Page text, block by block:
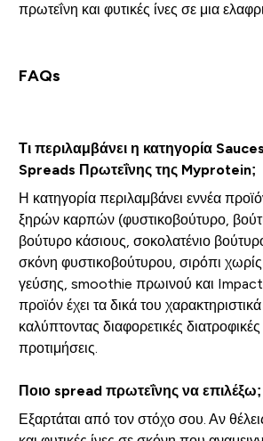
πρωτεΐνη και φυτικές ίνες σε μια
FAQs
Τι περιλαμβάνει η κατηγορία
Spreads Πρωτεΐνης της Myprotein;
Η κατηγορία περιλαμβάνει εννέα
ξηρών καρπών (φυστικοβούτυρο,
βούτυρο κάσιους, σοκολατένιο
σκόνη φυστικοβούτυρου, σιρόπι
γεύσης, smoothie πρωινού και
προϊόν έχει τα δικά του χαρακτηριστικά
καλύπτοντας διαφορετικές
προτιμήσεις.
Ποιο spread πρωτεΐνης να επιλέξω;
Εξαρτάται από τον στόχο σου. Αν